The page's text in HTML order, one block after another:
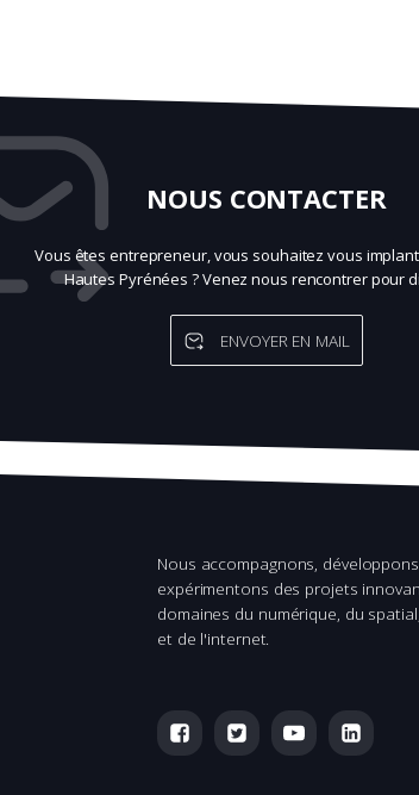
NOUS CONTACTER
Vous êtes entrepreneur, vous souhaitez vous
Hautes Pyrénées ? Venez nous rencontrer pour
ENVOYER EN MAIL
Nous accompagnons,
expérimentons des projets
domaines du numérique, du
et de l'internet.